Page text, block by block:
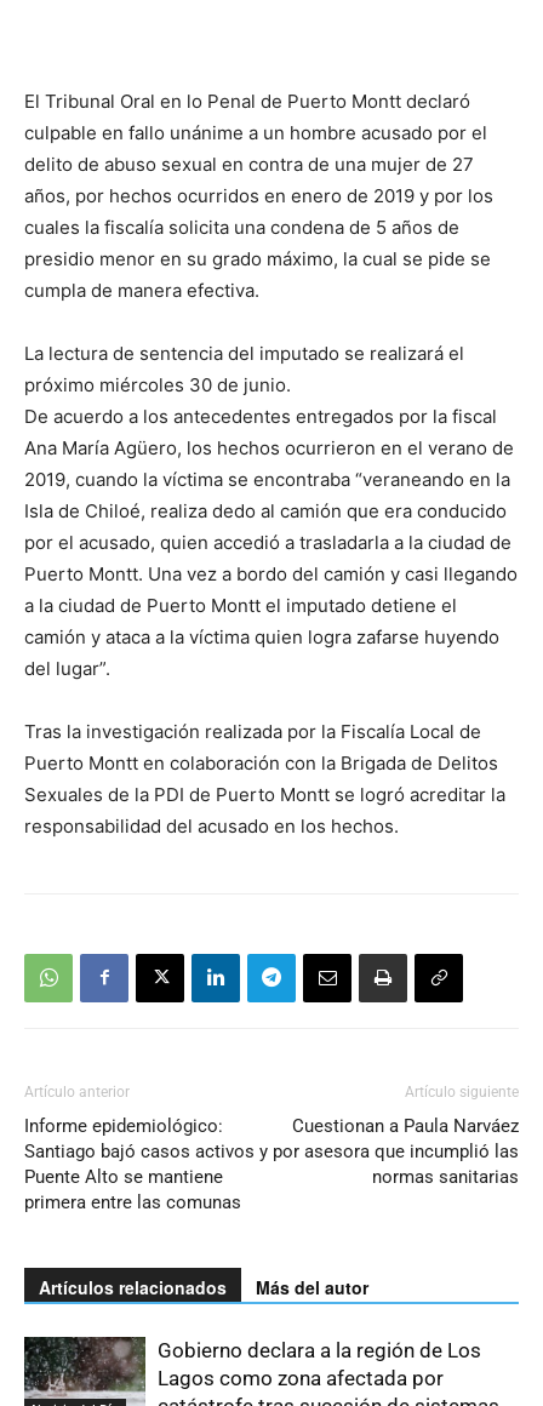
El Tribunal Oral en lo Penal de Puerto Montt declaró
culpable en fallo unánime a un hombre acusado por el
delito de abuso sexual en contra de una mujer de 27
años, por hechos ocurridos en enero de 2019 y por los
cuales la fiscalía solicita una condena de 5 años de
presidio menor en su grado máximo, la cual se pide se
cumpla de manera efectiva.
La lectura de sentencia del imputado se realizará el
próximo miércoles 30 de junio.
De acuerdo a los antecedentes entregados por la fiscal
Ana María Agüero, los hechos ocurrieron en el verano de
2019, cuando la víctima se encontraba “veraneando en la
Isla de Chiloé, realiza dedo al camión que era conducido
por el acusado, quien accedió a trasladarla a la ciudad de
Puerto Montt. Una vez a bordo del camión y casi llegando
a la ciudad de Puerto Montt el imputado detiene el
camión y ataca a la víctima quien logra zafarse huyendo
del lugar”.
Tras la investigación realizada por la Fiscalía Local de
Puerto Montt en colaboración con la Brigada de Delitos
Sexuales de la PDI de Puerto Montt se logró acreditar la
responsabilidad del acusado en los hechos.
Artículo anterior
Informe epidemiológico:
Santiago bajó casos activos y
Puente Alto se mantiene
primera entre las comunas
Artículo siguiente
Cuestionan a Paula Narváez
por asesora que incumplió las
normas sanitarias
Artículos relacionados Más del autor
Gobierno declara a la región de Los
Lagos como zona afectada por